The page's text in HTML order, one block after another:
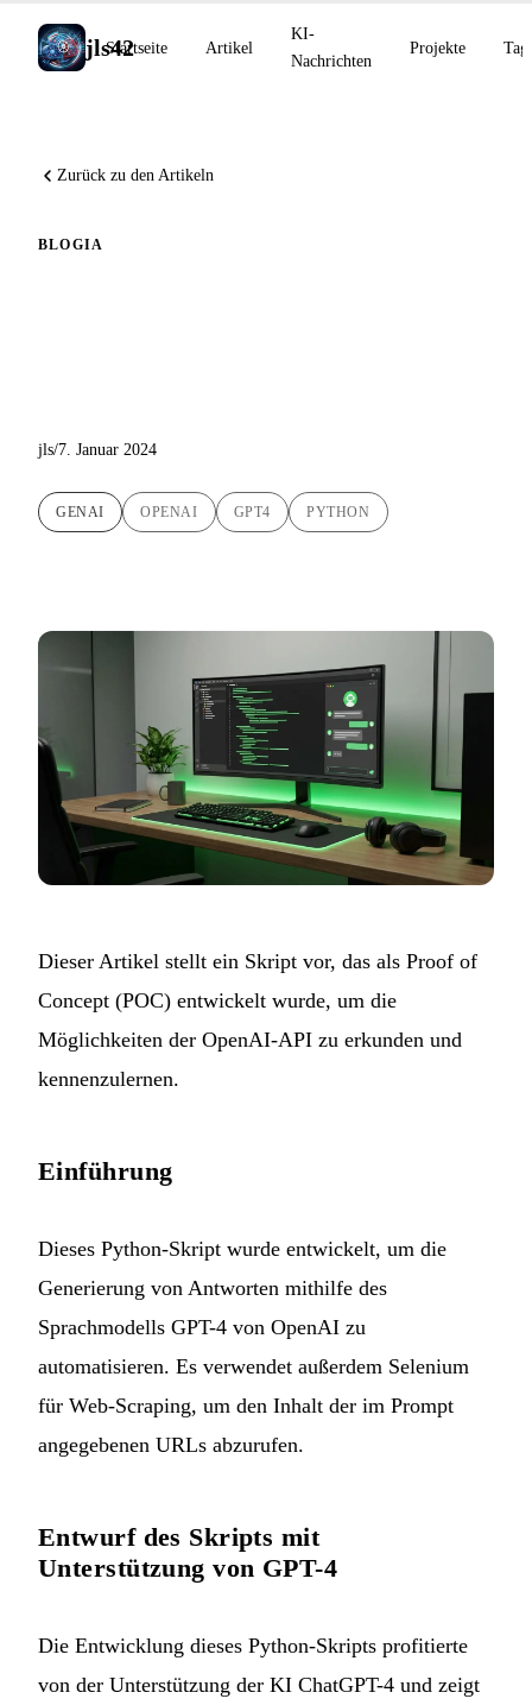
jls42
Startseite Artikel
KI-
Nachrichten
Projekte
Zurück zu den Artikeln
BLOGIA
jls/7. Januar 2024
GENAI OPENAI GPT4 PYTHON
Dieser Artikel stellt ein Skript vor, das als Proof of
Concept (POC) entwickelt wurde, um die
Möglichkeiten der OpenAI-API zu erkunden und
kennenzulernen.
Einführung
Dieses Python-Skript wurde entwickelt, um die
Generierung von Antworten mithilfe des
Sprachmodells GPT-4 von OpenAI zu
automatisieren. Es verwendet außerdem Selenium
für Web-Scraping, um den Inhalt der im Prompt
angegebenen URLs abzurufen.
Entwurf des Skripts mit
Unterstützung von GPT-4
Die Entwicklung dieses Python-Skripts profitierte
von der Unterstützung der KI ChatGPT-4 und zeigt